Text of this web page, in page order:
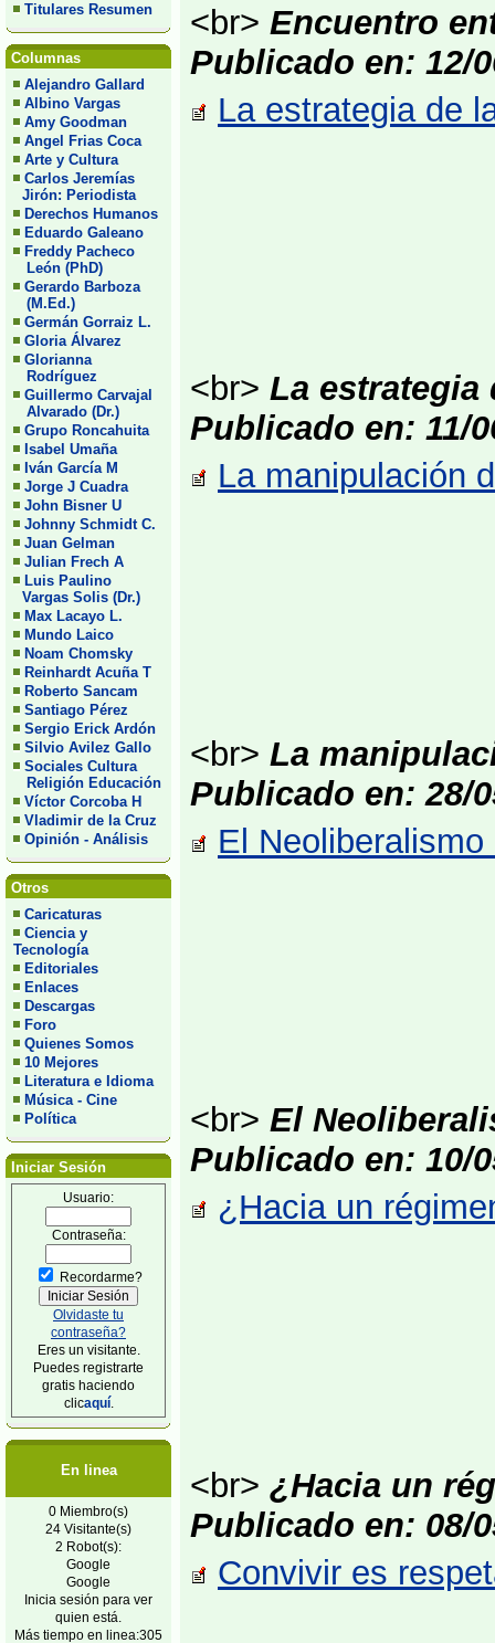
Titulares Resumen
Columnas
Alejandro Gallard
Albino Vargas
Amy Goodman
Angel Frias Coca
Arte y Cultura
Carlos Jeremías
Jirón: Periodista
Derechos Humanos
Eduardo Galeano
Freddy Pacheco
León (PhD)
Gerardo Barboza
(M.Ed.)
Germán Gorraiz L.
Gloria Álvarez
Glorianna
Rodríguez
Guillermo Carvajal
Alvarado (Dr.)
Grupo Roncahuita
Isabel Umaña
Iván García M
Jorge J Cuadra
John Bisner U
Johnny Schmidt C.
Juan Gelman
Julian Frech A
Luis Paulino
Vargas Solis (Dr.)
Max Lacayo L.
Mundo Laico
Noam Chomsky
Reinhardt Acuña T
Roberto Sancam
Santiago Pérez
Sergio Erick Ardón
Silvio Avilez Gallo
Sociales Cultura
Religión Educación
Víctor Corcoba H
Vladimir de la Cruz
Opinión - Análisis
Otros
Caricaturas
Ciencia y
Tecnología
Editoriales
Enlaces
Descargas
Foro
Quienes Somos
10 Mejores
Literatura e Idioma
Música - Cine
Política
Iniciar Sesión
Usuario:
Contraseña:
Recordarme?
Olvidaste tu
contraseña?
Eres un visitante.
Puedes registrarte
gratis haciendo
clicaquí.
En linea
0 Miembro(s)
24 Visitante(s)
2 Robot(s):
Google
Google
Inicia sesión para ver
quien está.
Más tiempo en linea:305
<br> Encuentro
Publicado en: 12/
La estrategia de
<br> La estrategia
Publicado en: 11/
La manipulación
<br> La
Publicado en: 28/
El
<br> El
Publicado en: 10/
¿Hacia un
<br> ¿Hacia un
Publicado en: 08/
Convivir es